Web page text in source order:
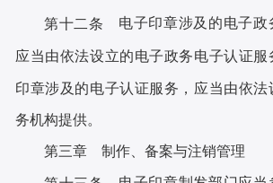
第十二条 电子印章涉及的电子政
应当由依法设立的电子政务电子认证服
印章涉及的电子认证服务，应当由依法
务机构提供。
第三章 制作、备案与注销管理